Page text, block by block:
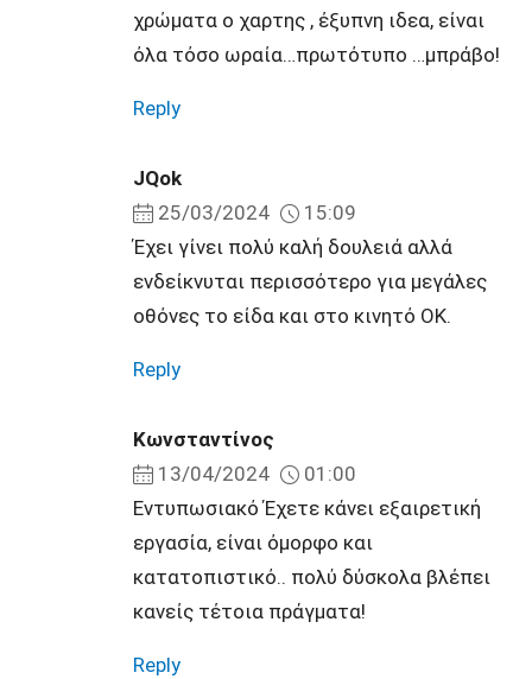
χρώματα ο χαρτης , έξυπνη ιδεα, είναι
όλα τόσο ωραία…πρωτότυπο …μπράβο!
Reply
JQok
25/03/2024
15:09
Έχει γίνει πολύ καλή δουλειά αλλά
ενδείκνυται περισσότερο για μεγάλες
οθόνες το είδα και στο κινητό OK.
Reply
Κωνσταντίνος
13/04/2024
01:00
Εντυπωσιακό Έχετε κάνει εξαιρετική
εργασία, είναι όμορφο και
κατατοπιστικό.. πολύ δύσκολα βλέπει
κανείς τέτοια πράγματα!
Reply